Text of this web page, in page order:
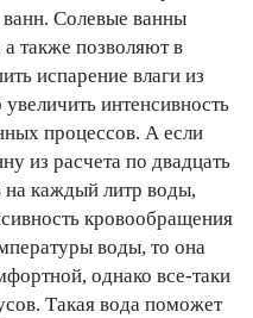
ванн. Солевые ванны
также позволяют в
испарение влаги из
интенсивность
процессов. А если
из расчета по двадцать
на каждый литр воды,
кровообращения
воды, то она
однако все-таки
Такая вода поможет